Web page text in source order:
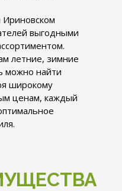
Ириновском
выгодными
летние, зимние
можно найти
широкому
ценам, каждый